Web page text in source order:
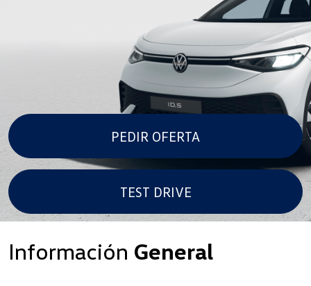
PEDIR OFERTA
TEST DRIVE
Información General